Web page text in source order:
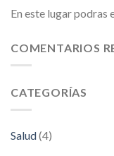
En este lugar podras
COMENTARIOS
CATEGORÍAS
Salud(4)